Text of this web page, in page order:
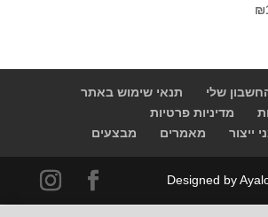
₪המחיר
₪106.00.
שלי
תנאי שימוש באתר
מדיניות פרטיות
ייצור
מאמרים מבצעים
Designed by